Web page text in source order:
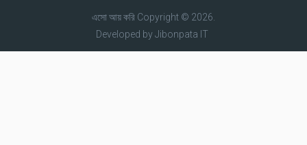
এসো আয় করিCopyright © 2026.
Developed byJibonpata IT